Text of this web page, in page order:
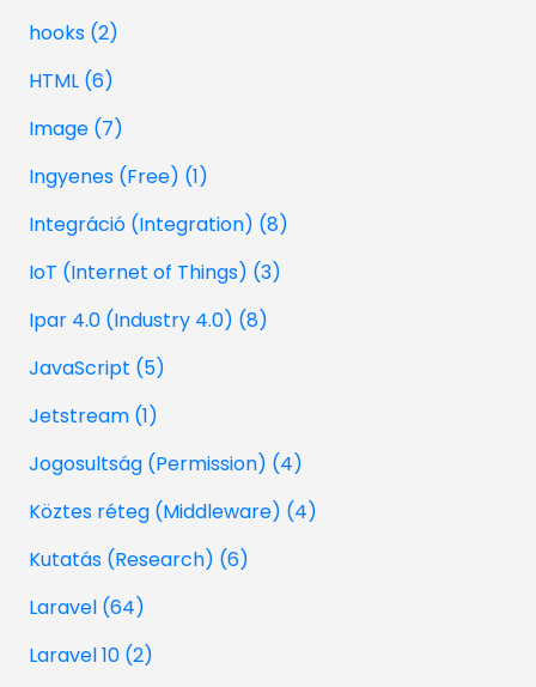
hooks (2)
HTML (6)
Image (7)
Ingyenes (Free) (1)
Integráció (Integration) (8)
IoT (Internet of Things) (3)
Ipar 4.0 (Industry 4.0) (8)
JavaScript (5)
Jetstream (1)
Jogosultság (Permission) (4)
Köztes réteg (Middleware) (4)
Kutatás (Research) (6)
Laravel (64)
Laravel 10 (2)